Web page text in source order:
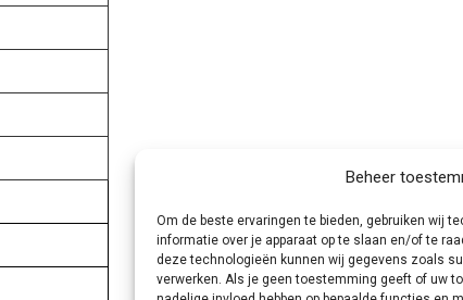
Beheer
Om de beste ervaringen te bieden, gebruiken wij
informatie over je apparaat op te slaan en/of te
deze technologieën kunnen wij gegevens zoals
verwerken. Als je geen toestemming geeft of uw